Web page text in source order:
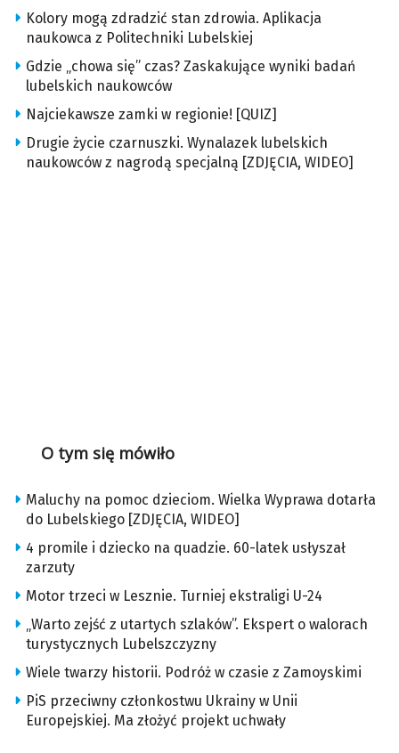
Kolory mogą zdradzić stan zdrowia. Aplikacja
naukowca z Politechniki Lubelskiej
Gdzie „chowa się” czas? Zaskakujące wyniki badań
lubelskich naukowców
Najciekawsze zamki w regionie! [QUIZ]
Drugie życie czarnuszki. Wynalazek lubelskich
naukowców z nagrodą specjalną [ZDJĘCIA, WIDEO]
O tym się mówiło
Maluchy na pomoc dzieciom. Wielka Wyprawa dotarła
do Lubelskiego [ZDJĘCIA, WIDEO]
4 promile i dziecko na quadzie. 60-latek usłyszał
zarzuty
Motor trzeci w Lesznie. Turniej ekstraligi U-24
„Warto zejść z utartych szlaków”. Ekspert o walorach
turystycznych Lubelszczyzny
Wiele twarzy historii. Podróż w czasie z Zamoyskimi
PiS przeciwny członkostwu Ukrainy w Unii
Europejskiej. Ma złożyć projekt uchwały